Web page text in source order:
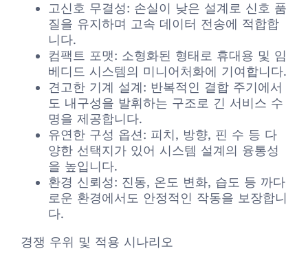
고신호 무결성: 손실이 낮은 설계로 신호 품
질을 유지하며 고속 데이터 전송에 적합합
니다.
컴팩트 포맷: 소형화된 형태로 휴대용 및 임
베디드 시스템의 미니어처화에 기여합니다.
견고한 기계 설계: 반복적인 결합 주기에서
도 내구성을 발휘하는 구조로 긴 서비스 수
명을 제공합니다.
유연한 구성 옵션: 피치, 방향, 핀 수 등 다
양한 선택지가 있어 시스템 설계의 융통성
을 높입니다.
환경 신뢰성: 진동, 온도 변화, 습도 등 까다
로운 환경에서도 안정적인 작동을 보장합니
다.
경쟁 우위 및 적용 시나리오